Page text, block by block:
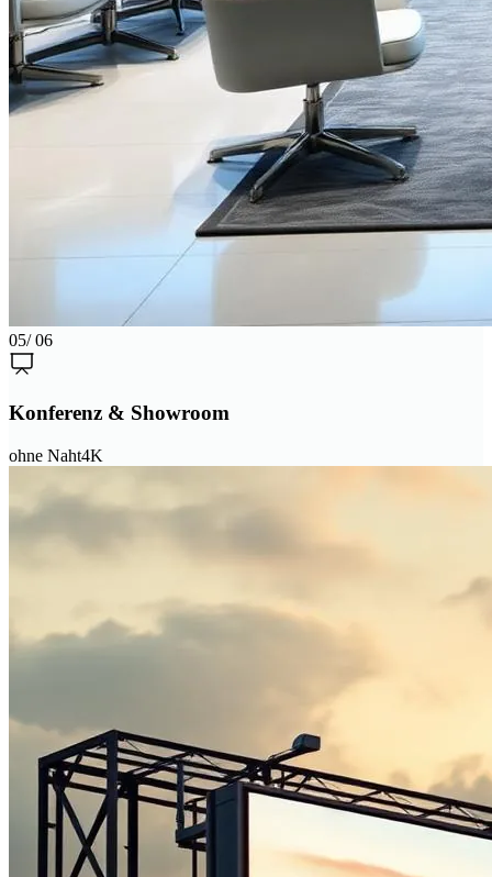
05/ 06
Konferenz & Showroom
ohne Naht4K